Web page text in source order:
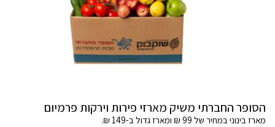
הסופר החברתי משיק מארזי פירות וירקות פרמיום
מארז בינוני במחיר של 99 ₪ ומארז גדול ב-149 ₪.